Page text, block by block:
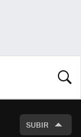
SUBIR